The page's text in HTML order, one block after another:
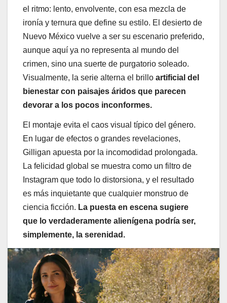
el ritmo: lento, envolvente, con esa mezcla de
ironía y ternura que define su estilo. El desierto de
Nuevo México vuelve a ser su escenario preferido,
aunque aquí ya no representa al mundo del
crimen, sino una suerte de purgatorio soleado.
Visualmente, la serie alterna el brillo artificial del
bienestar con paisajes áridos que parecen
devorar a los pocos inconformes.
El montaje evita el caos visual típico del género.
En lugar de efectos o grandes revelaciones,
Gilligan apuesta por la incomodidad prolongada.
La felicidad global se muestra como un filtro de
Instagram que todo lo distorsiona, y el resultado
es más inquietante que cualquier monstruo de
ciencia ficción. La puesta en escena sugiere
que lo verdaderamente alienígena podría ser,
simplemente, la serenidad.